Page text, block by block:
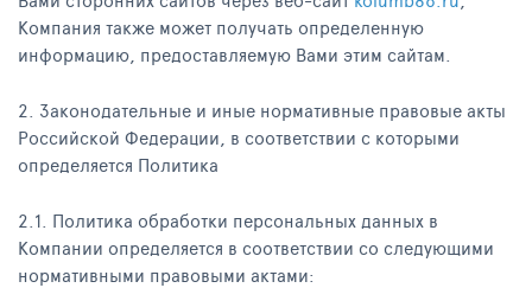
Компания также может получать определенную
информацию, предоставляемую Вами этим сайтам.
2. Законодательные и иные нормативные правовые акты
Российской Федерации, в соответствии с которыми
определяется Политика
2.1. Политика обработки персональных данных в
Компании определяется в соответствии со следующими
нормативными правовыми актами: